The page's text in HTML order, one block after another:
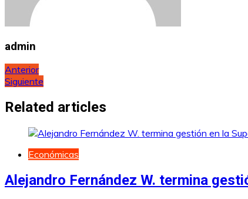
admin
Navegación
de
entradas
Anterior
Siguiente
Related articles
Económicas
Alejandro Fernández W. termina